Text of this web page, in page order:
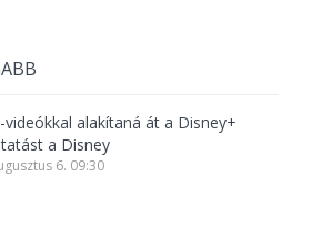
videókkal alakítaná át a Disney+
a Disney
6. 09:30